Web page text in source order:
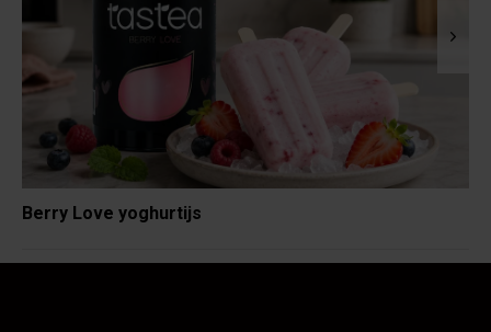
Berry Love yoghurtijs